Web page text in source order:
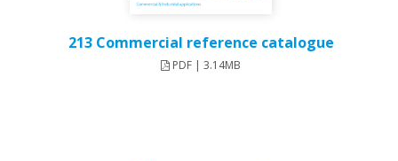
213 Commercial reference catalogue
PDF | 3.14MB